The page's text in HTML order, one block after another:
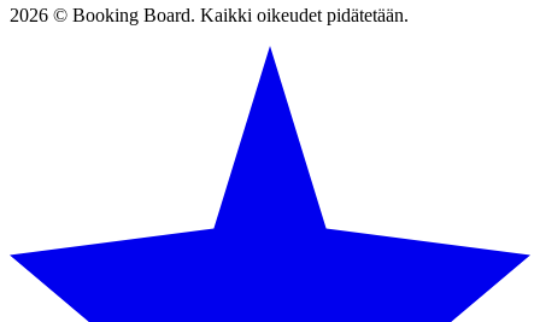
2026 © Booking Board. Kaikki oikeudet pidätetään.